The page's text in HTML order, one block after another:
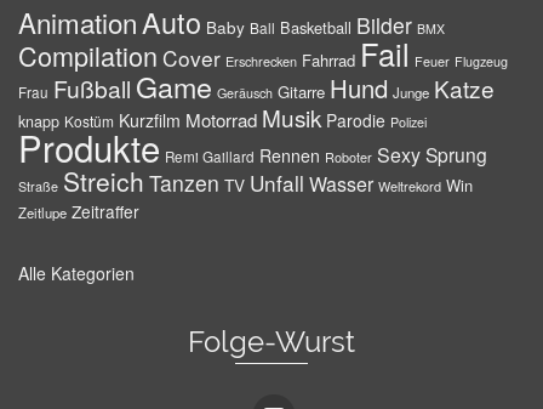
AnimationAuto Baby Ball Basketball Bilder BMX
Compilation Cover Erschrecken Fahrrad Fail Feuer Flugzeug
Frau Fußball Game Geräusch Gitarre Hund Junge Katze
knapp Kostüm Kurzfilm Motorrad Musik Parodie Polizei
Produkte Remi Gaillard Rennen Roboter SexySprung
Straße Streich Tanzen TV Unfall Wasser Weltrekord Win
Zeitlupe Zeitraffer
Alle Kategorien
Folge-Wurst